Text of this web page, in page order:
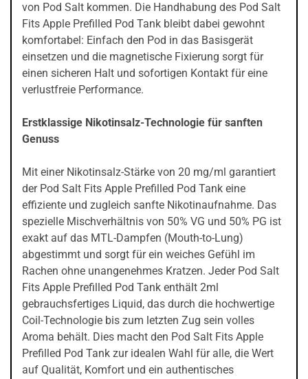
von Pod Salt kommen. Die Handhabung des Pod Salt
Fits Apple Prefilled Pod Tank bleibt dabei gewohnt
komfortabel: Einfach den Pod in das Basisgerät
einsetzen und die magnetische Fixierung sorgt für
einen sicheren Halt und sofortigen Kontakt für eine
verlustfreie Performance.
Erstklassige Nikotinsalz-Technologie für sanften
Genuss
Mit einer Nikotinsalz-Stärke von 20 mg/ml garantiert
der Pod Salt Fits Apple Prefilled Pod Tank eine
effiziente und zugleich sanfte Nikotinaufnahme. Das
spezielle Mischverhältnis von 50% VG und 50% PG ist
exakt auf das MTL-Dampfen (Mouth-to-Lung)
abgestimmt und sorgt für ein weiches Gefühl im
Rachen ohne unangenehmes Kratzen. Jeder Pod Salt
Fits Apple Prefilled Pod Tank enthält 2ml
gebrauchsfertiges Liquid, das durch die hochwertige
Coil-Technologie bis zum letzten Zug sein volles
Aroma behält. Dies macht den Pod Salt Fits Apple
Prefilled Pod Tank zur idealen Wahl für alle, die Wert
auf Qualität, Komfort und ein authentisches